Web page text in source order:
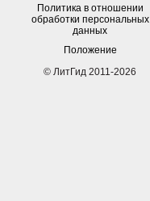
Политика в отношении
обработки персональных
данных
Положение
© ЛитГид 2011-2026